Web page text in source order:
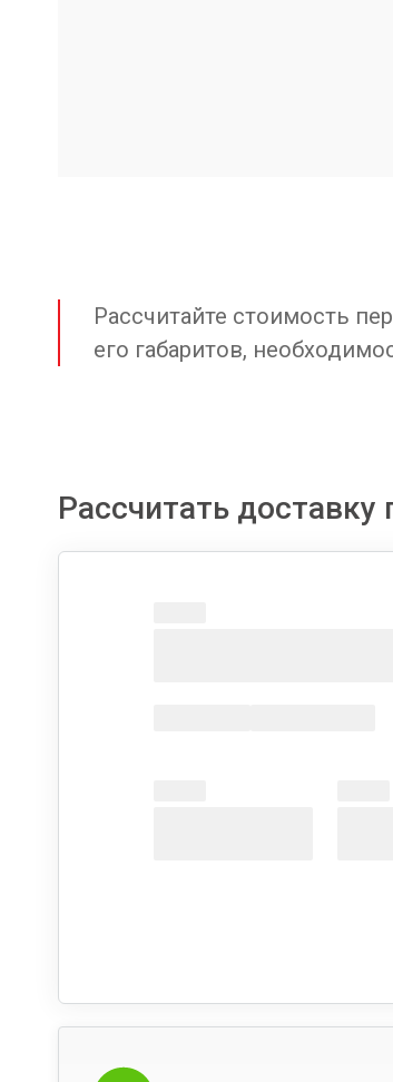
Рассчитайте стоимость
его габаритов,
Рассчитать доставку